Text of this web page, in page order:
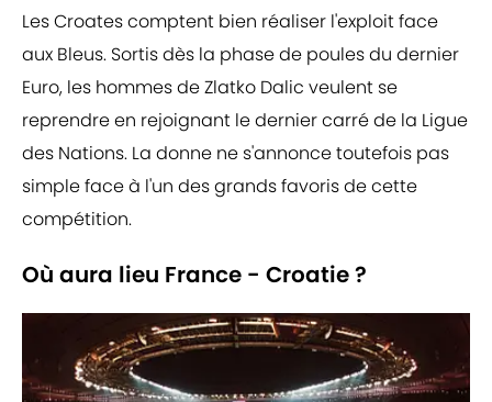
Les Croates comptent bien réaliser l'exploit face
aux Bleus. Sortis dès la phase de poules du dernier
Euro, les hommes de Zlatko Dalic veulent se
reprendre en rejoignant le dernier carré de la Ligue
des Nations. La donne ne s'annonce toutefois pas
simple face à l'un des grands favoris de cette
compétition.
Où aura lieu France - Croatie ?